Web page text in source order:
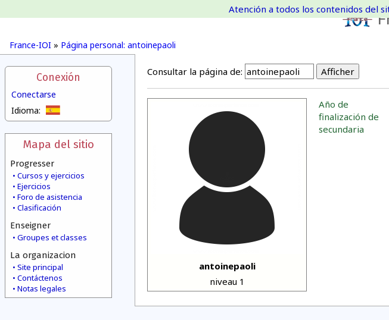
France-IOI » Página personal: antoinepaoli
Atención a todos los contenidos del
Conexión
Conectarse
Idioma:
Mapa del sitio
Progresser
Cursos y ejercicios
Ejercicios
Foro de asistencia
Clasificación
Enseigner
Groupes et classes
La organizacion
Site principal
Contáctenos
Notas legales
Consultar la página de:
antoinepaoli
niveau 1
Año de
finalización de
secundaria